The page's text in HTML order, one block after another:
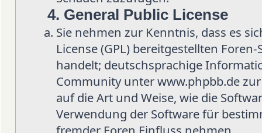
4. General Public License
Sie nehmen zur Kenntnis, dass es
License (GPL) bereitgestellten
handelt; deutschsprachige
Community unter www.phpbb.de
auf die Art und Weise, wie die
Verwendung der Software für